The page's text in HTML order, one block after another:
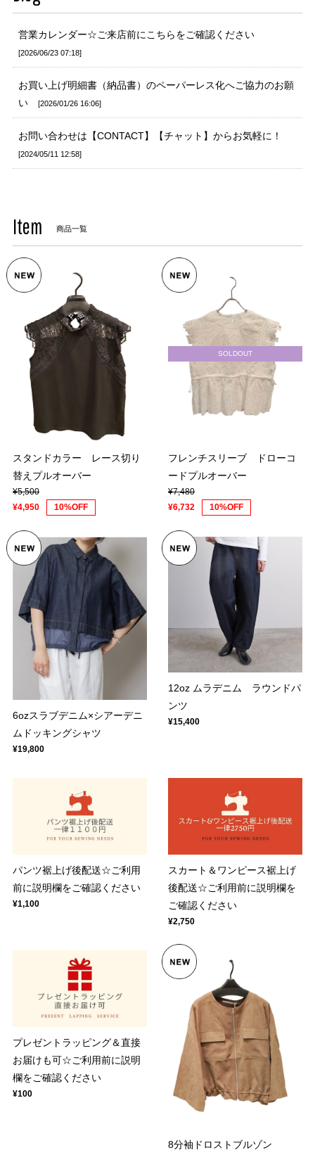
営業カレンダー☆ご来店前にこちらをご確認ください
2026/06/23 07:18
お買い上げ明細書（納品書）のペーパーレス化へご協力のお願
い
2026/01/26 16:06
お問い合わせは【CONTACT】【チャット】からお気軽に！
2024/05/11 12:58
Item 商品一覧
スタンドカラー レース切り
替えプルオーバー
¥5,500
¥4,950
10%OFF
SOLDOUT
フレンチスリーブ ドローコ
ードプルオーバー
¥7,480
¥6,732
10%OFF
6ozスラブデニム×シアーデニ
ムドッキングシャツ
¥19,800
12oz ムラデニム ラウンドパ
ンツ
¥15,400
パンツ裾上げ後配送☆ご利用
前に説明欄をご確認ください
¥1,100
スカート＆ワンピース裾上げ
後配送☆ご利用前に説明欄を
ご確認ください
¥2,750
プレゼントラッピング＆直接
お届けも可☆ご利用前に説明
欄をご確認ください
¥100
8分袖ドロストブルゾン